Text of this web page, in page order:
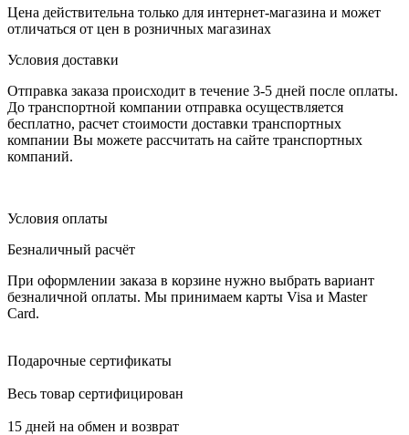
Цена действительна только для интернет-магазина и может
отличаться от цен в розничных магазинах
Условия доставки
Отправка заказа происходит в течение 3-5 дней после оплаты.
До транспортной компании отправка осуществляется
бесплатно, расчет стоимости доставки транспортных
компании Вы можете рассчитать на сайте транспортных
компаний.
Условия оплаты
Безналичный расчёт
При оформлении заказа в корзине нужно выбрать вариант
безналичной оплаты. Мы принимаем карты Visa и Master
Card.
Подарочные сертификаты
Весь товар сертифицирован
15 дней на обмен и возврат